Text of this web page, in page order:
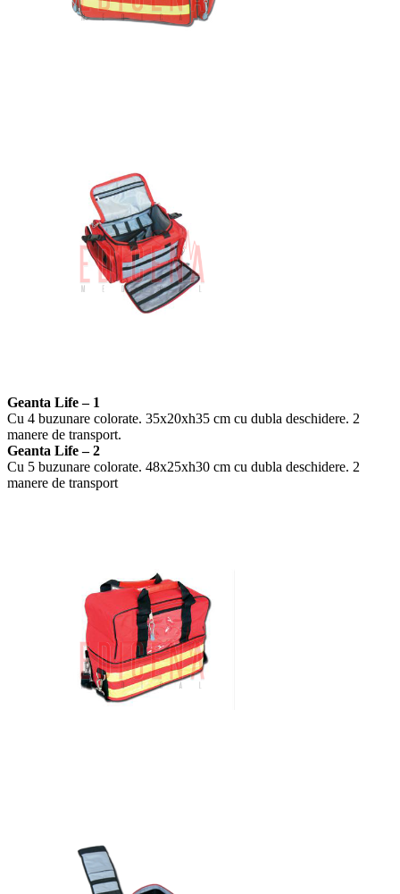
Geanta Life – 1
Cu 4 buzunare colorate. 35x20xh35 cm cu dubla deschidere. 2
manere de transport.
Geanta Life – 2
Cu 5 buzunare colorate. 48x25xh30 cm cu dubla deschidere. 2
manere de transport